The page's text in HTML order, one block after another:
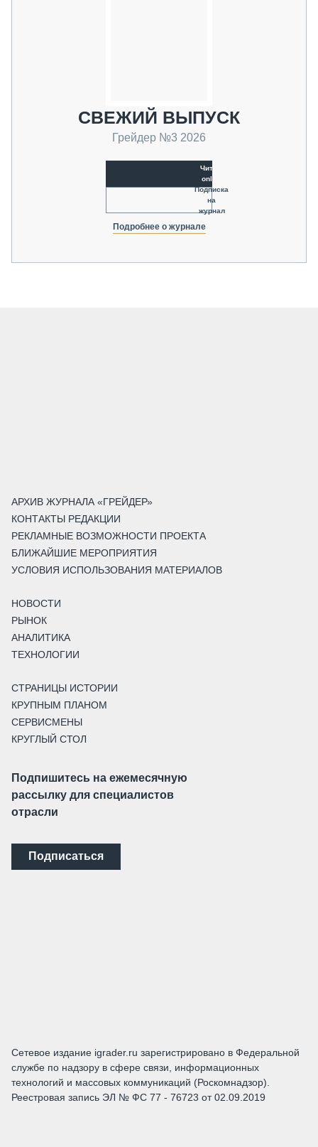
СВЕЖИЙ ВЫПУСК
Грейдер №3 2026
Читать
online
Подписка
на
журнал
Подробнее о журнале
АРХИВ ЖУРНАЛА «ГРЕЙДЕР»
КОНТАКТЫ РЕДАКЦИИ
РЕКЛАМНЫЕ ВОЗМОЖНОСТИ ПРОЕКТА
БЛИЖАЙШИЕ МЕРОПРИЯТИЯ
УСЛОВИЯ ИСПОЛЬЗОВАНИЯ МАТЕРИАЛОВ
НОВОСТИ
РЫНОК
АНАЛИТИКА
ТЕХНОЛОГИИ
СТРАНИЦЫ ИСТОРИИ
КРУПНЫМ ПЛАНОМ
СЕРВИСМЕНЫ
КРУГЛЫЙ СТОЛ
Подпишитесь на ежемесячную
рассылку для специалистов
отрасли
Подписаться
Сетевое издание igrader.ru зарегистрировано в Федеральной
службе по надзору в сфере связи, информационных
технологий и массовых коммуникаций (Роскомнадзор).
Реестровая запись ЭЛ № ФС 77 - 76723 от 02.09.2019